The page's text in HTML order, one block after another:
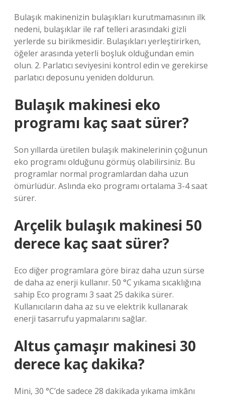
Bulaşık makinenizin bulaşıkları kurutmamasının ilk
nedeni, bulaşıklar ile raf telleri arasındaki gizli
yerlerde su birikmesidir. Bulaşıkları yerleştirirken,
öğeler arasında yeterli boşluk olduğundan emin
olun. 2. Parlatıcı seviyesini kontrol edin ve gerekirse
parlatıcı deposunu yeniden doldurun.
Bulaşık makinesi eko
programı kaç saat sürer?
Son yıllarda üretilen bulaşık makinelerinin çoğunun
eko programı olduğunu görmüş olabilirsiniz. Bu
programlar normal programlardan daha uzun
ömürlüdür. Aslında eko programı ortalama 3-4 saat
sürer.
Arçelik bulaşık makinesi 50
derece kaç saat sürer?
Eco diğer programlara göre biraz daha uzun sürse
de daha az enerji kullanır. 50 °C yıkama sıcaklığına
sahip Eco programı 3 saat 25 dakika sürer.
Kullanıcıların daha az su ve elektrik kullanarak
enerji tasarrufu yapmalarını sağlar.
Altus çamaşır makinesi 30
derece kaç dakika?
Mini, 30 °C’de sadece 28 dakikada yıkama imkânı